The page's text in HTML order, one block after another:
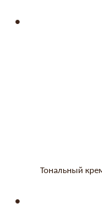
Тональный